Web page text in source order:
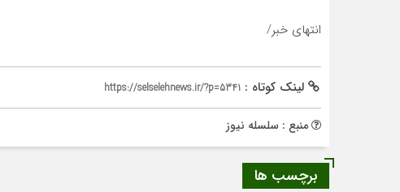
انتهای خبر/
لینک کوتاه : https://selselehnews.ir/?p=5341
منبع : سلسله نیوز
برچسب ها